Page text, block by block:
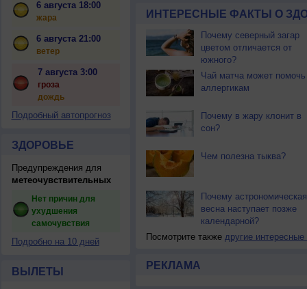
6 августа 18:00
жара
6 августа 21:00
ветер
7 августа 3:00
гроза
дождь
Подробный автопрогноз
ЗДОРОВЬЕ
Предупреждения для
метеочувствительных
Нет причин для
ухудшения
самочувствия
Подробно на 10 дней
ВЫЛЕТЫ
ИНТЕРЕСНЫЕ ФАКТЫ О
Почему северный загар
цветом отличается от
южного?
Чай матча может помочь
аллергикам
Почему в жару клонит в
сон?
Чем полезна тыква?
Почему астрономическая
весна наступает позже
календарной?
Посмотрите также другие интересные
РЕКЛАМА